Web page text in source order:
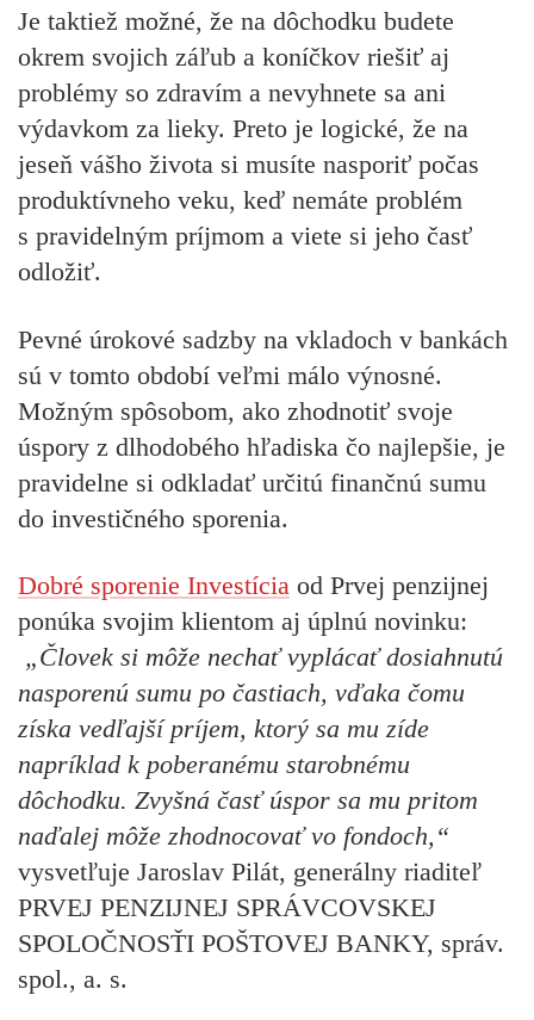
Je taktiež možné, že na dôchodku budete
okrem svojich záľub a koníčkov riešiť aj
problémy so zdravím a nevyhnete sa ani
výdavkom za lieky. Preto je logické, že na
jeseň vášho života si musíte nasporiť počas
produktívneho veku, keď nemáte problém
s pravidelným príjmom a viete si jeho časť
odložiť.
Pevné úrokové sadzby na vkladoch v bankách
sú v tomto období veľmi málo výnosné.
Možným spôsobom, ako zhodnotiť svoje
úspory z dlhodobého hľadiska čo najlepšie, je
pravidelne si odkladať určitú finančnú sumu
do investičného sporenia.
Dobré sporenie Investícia od Prvej penzijnej
ponúka svojim klientom aj úplnú novinku:
„Človek si môže nechať vyplácať dosiahnutú
nasporenú sumu po častiach, vďaka čomu
získa vedľajší príjem, ktorý sa mu zíde
napríklad k poberanému starobnému
dôchodku. Zvyšná časť úspor sa mu pritom
naďalej môže zhodnocovať vo fondoch,“
vysvetľuje Jaroslav Pilát, generálny riaditeľ
PRVEJ PENZIJNEJ SPRÁVCOVSKEJ
SPOLOČNOSŤI POŠTOVEJ BANKY, správ.
spol., a. s.